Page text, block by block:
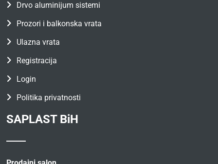
Drvo aluminijum sistemi
Prozori i balkonska vrata
Ulazna vrata
Registracija
Login
Politika privatnosti
SAPLAST BiH